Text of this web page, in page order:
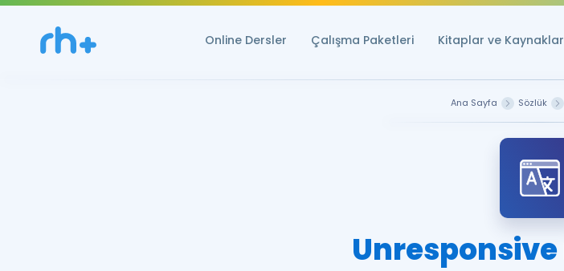
Online Dersler Çalışma Paketleri Kitaplar ve Kaynaklar
Ana Sayfa Sözlük
Unresponsive